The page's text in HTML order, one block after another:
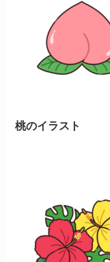
桃のイラスト